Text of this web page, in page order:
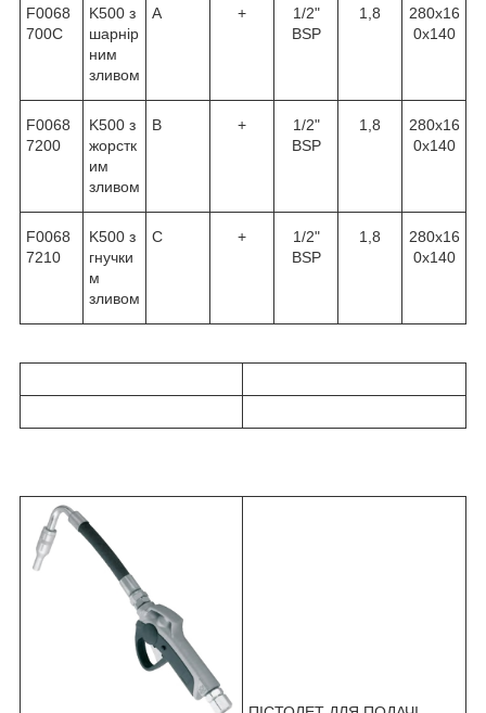
F0068
700C
K500 з
шарнір
ним
зливом
A +
1/2"
BSP
1,8
280х16
0х140
F0068
7200
K500 з
жорстк
им
зливом
B +
1/2"
BSP
1,8
280х16
0х140
F0068
7210
K500 з
гнучки
м
зливом
C +
1/2"
BSP
1,8
280х16
0х140